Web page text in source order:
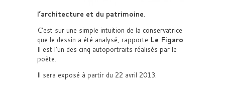
l’architecture et du patrimoine.
C’est sur une simple intuition de la conservatrice
que le dessin a été analysé, rapporte Le Figaro.
Il est l’un des cinq autoportraits réalisés par le
poète.
Il sera exposé à partir du 22 avril 2013.